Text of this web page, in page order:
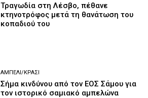
Τραγωδία στη Λέσβο, πέθανε
κτηνοτρόφος μετά τη θανάτωση του
κοπαδιού του
ΑΜΠΈΛΙ/ΚΡΑΣΊ
Σήμα κινδύνου από τον ΕΟΣ Σάμου για
τον ιστορικό σαμιακό αμπελώνα